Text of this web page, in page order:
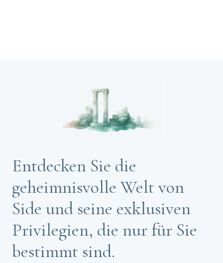
Entdecken Sie die
geheimnisvolle Welt von
Side und seine exklusiven
Privilegien, die nur für Sie
bestimmt sind.